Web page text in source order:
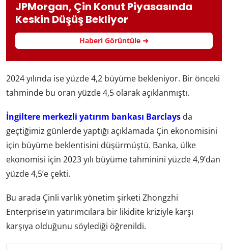
JPMorgan, Çin Konut Piyasasında
Keskin Düşüş Bekliyor
Haberi Görüntüle ➜
2024 yılında ise yüzde 4,2 büyüme bekleniyor. Bir önceki
tahminde bu oran yüzde 4,5 olarak açıklanmıştı.
İngiltere merkezli yatırım bankası Barclays da
geçtiğimiz günlerde yaptığı açıklamada Çin ekonomisini
için büyüme beklentisini düşürmüştü. Banka, ülke
ekonomisi için 2023 yılı büyüme tahminini yüzde 4,9’dan
yüzde 4,5’e çekti.
Bu arada Çinli varlık yönetim şirketi Zhongzhi
Enterprise’ın yatırımcılara bir likidite kriziyle karşı
karşıya olduğunu söylediği öğrenildi.